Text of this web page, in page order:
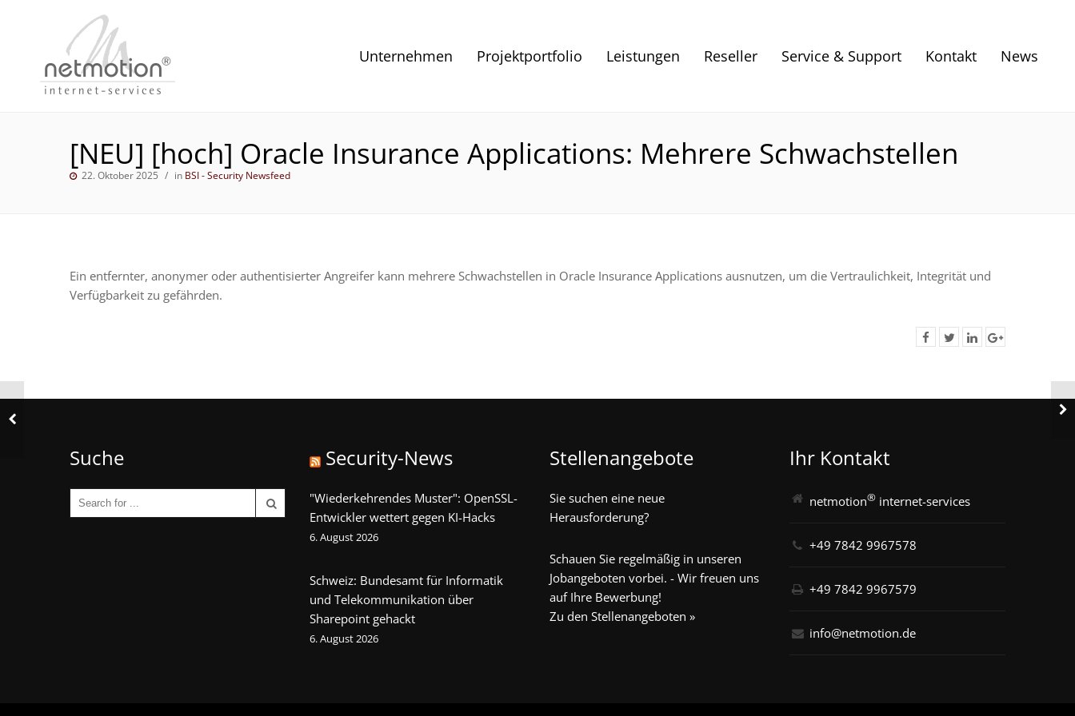
Unternehmen Projektportfolio Leistungen Reseller Service & Support Kontakt News
[NEU] [hoch] Oracle Insurance Applications: Mehrere Schwachstellen
22. Oktober 2025 in BSI - Security Newsfeed
Ein entfernter, anonymer oder authentisierter Angreifer kann mehrere Schwachstellen in Oracle Insurance Applications ausnutzen, um die Vertraulichkeit, Integrität und
Verfügbarkeit zu gefährden.
Suche Security-News
"Wiederkehrendes Muster": OpenSSL-
Entwickler wettert gegen KI-Hacks
6. August 2026
Schweiz: Bundesamt für Informatik
und Telekommunikation über
Sharepoint gehackt
6. August 2026
Stellenangebote
Sie suchen eine neue
Herausforderung?
Schauen Sie regelmäßig in unseren
Jobangeboten vorbei. - Wir freuen uns
auf Ihre Bewerbung!
Zu den Stellenangeboten »
Ihr Kontakt
netmotion® internet-services
+49 7842 9967578
+49 7842 9967579
info@netmotion.de